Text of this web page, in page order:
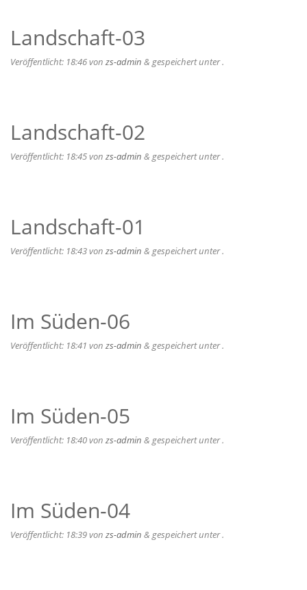
Landschaft-03
Veröffentlicht: 18:46von zs-admin & gespeichert unter .
Landschaft-02
Veröffentlicht: 18:45von zs-admin & gespeichert unter .
Landschaft-01
Veröffentlicht: 18:43von zs-admin & gespeichert unter .
Im Süden-06
Veröffentlicht: 18:41 von zs-admin & gespeichert unter .
Im Süden-05
Veröffentlicht: 18:40von zs-admin & gespeichert unter .
Im Süden-04
Veröffentlicht: 18:39von zs-admin & gespeichert unter .